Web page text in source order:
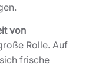
von
Rolle. Auf
frische